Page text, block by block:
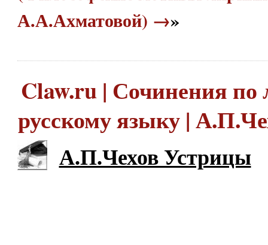
А.А.Ахматовой) →»
Claw.ru | Сочинения по
русскому языку |
А.П.Чехов Устрицы